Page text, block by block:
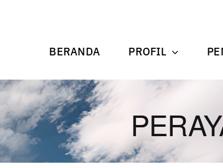
BERANDA PROFIL